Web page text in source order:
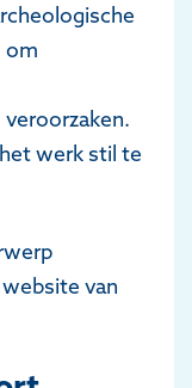
om
werk stil te
van